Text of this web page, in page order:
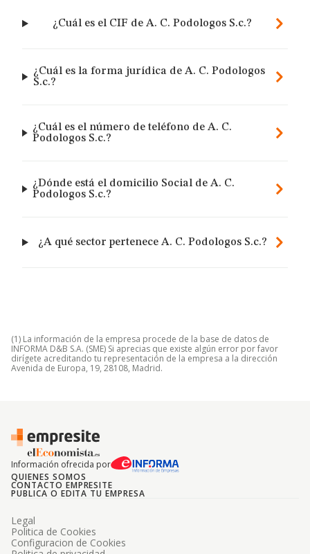
¿Cuál es el CIF de A. C. Podologos S.c.?
¿Cuál es la forma jurídica de A. C. Podologos
S.c.?
¿Cuál es el número de teléfono de A. C.
Podologos S.c.?
¿Dónde está el domicilio Social de A. C.
Podologos S.c.?
¿A qué sector pertenece A. C. Podologos S.c.?
(1) La información de la empresa procede de la base de datos de
INFORMA D&B S.A. (SME) Si aprecias que existe algún error por favor
dirígete acreditando tu representación de la empresa a la dirección
Avenida de Europa, 19, 28108, Madrid.
Información ofrecida por
QUIENES SOMOS
CONTACTO EMPRESITE
PUBLICA O EDITA TU EMPRESA
Legal
Politica de Cookies
Configuracion de Cookies